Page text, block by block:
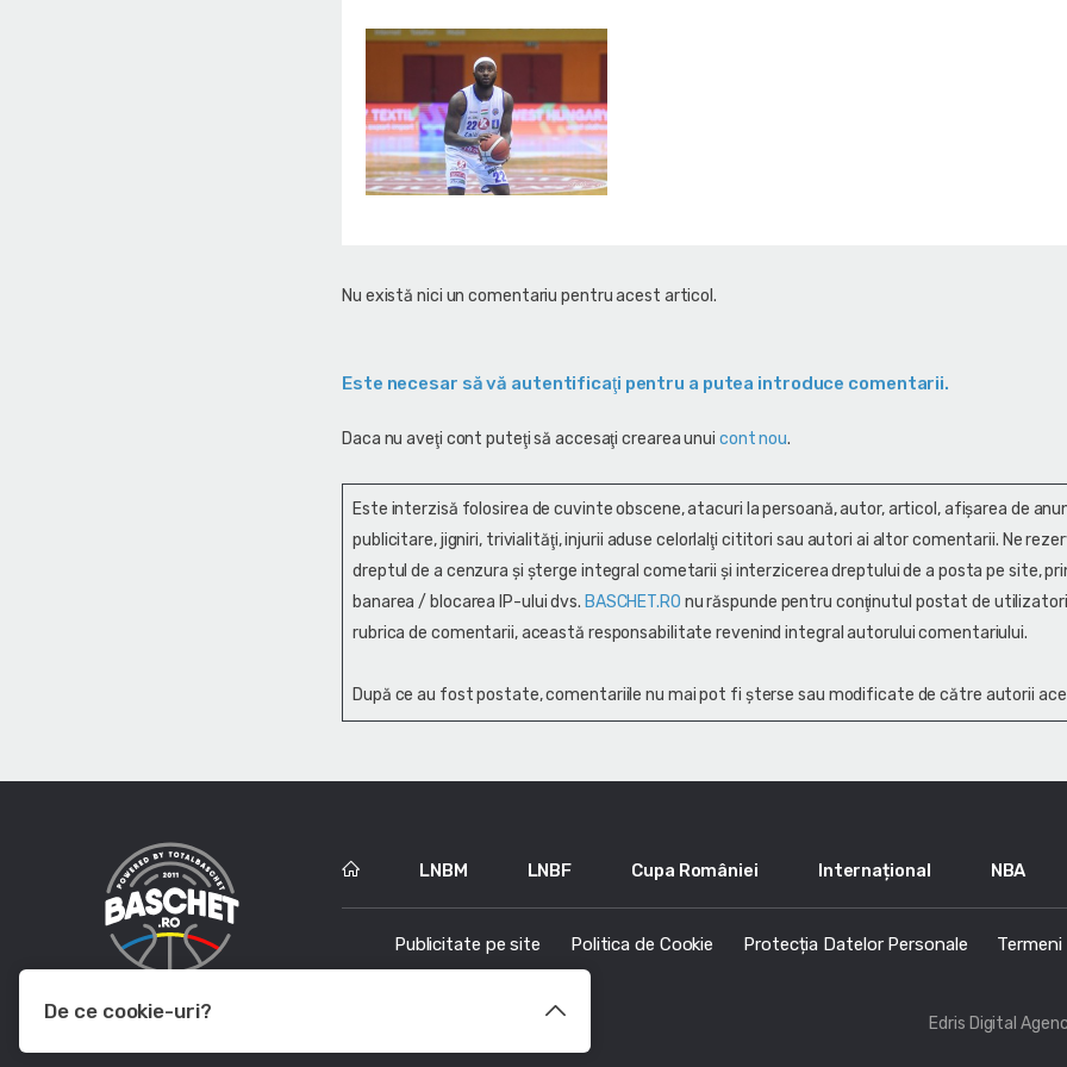
Nu există nici un comentariu pentru acest articol.
Este necesar să vă autentificaţi pentru a putea introduce comentarii.
Daca nu aveţi cont puteţi să accesaţi crearea unui cont nou.
Este interzisă folosirea de cuvinte obscene, atacuri la persoană, autor, articol, afişarea de
publicitare, jigniri, trivialităţi, injurii aduse celorlalţi cititori sau autori ai altor comentarii. Ne
dreptul de a cenzura și şterge integral cometarii și interzicerea dreptului de a posta pe site,
banarea / blocarea IP-ului dvs. BASCHET.RO nu răspunde pentru conţinutul postat de
rubrica de comentarii, această responsabilitate revenind integral autorului comentariului.
După ce au fost postate, comentariile nu mai pot fi șterse sau modificate de către autorii
LNBM LNBF Cupa României Internațional NBA
Publicitate pe site Politica de Cookie Protecția Datelor Personale
Edris Digital
De ce cookie-uri?